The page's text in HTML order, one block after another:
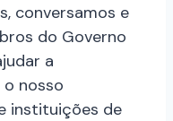
conversamos e
do Governo
a
o nosso
instituições de